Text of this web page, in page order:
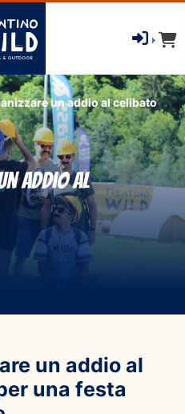
un addio al celibato
addio al
un addio al
una festa